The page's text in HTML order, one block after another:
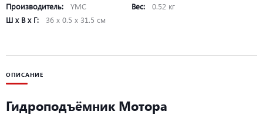
Производитель: YMC Вес:
0.52 кг
Ш х В х Г:
36 х 0.5 х 31.5 см
ОПИСАНИЕ
Гидроподъёмник Мотора